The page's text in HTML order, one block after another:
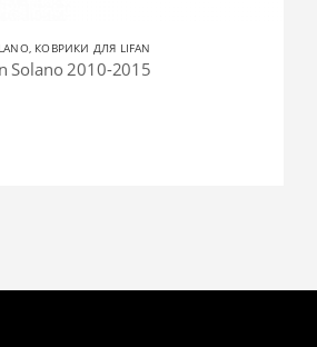
, КОВРИКИ ДЛЯ LIFAN
Solano 2010-2015